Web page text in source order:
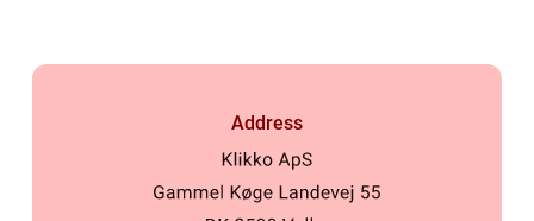
Address